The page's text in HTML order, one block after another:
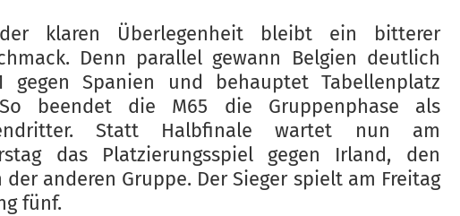
klaren Überlegenheit bleibt ein bitterer
Denn parallel gewann Belgien deutlich
gegen Spanien und behauptet Tabellenplatz
beendet die M65 die Gruppenphase als
Statt Halbfinale wartet nun am
das Platzierungsspiel gegen Irland, den
der anderen Gruppe. Der Sieger spielt am Freitag
fünf.